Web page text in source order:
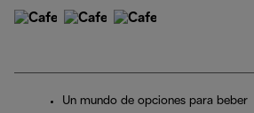
Un mundo de opciones para beber